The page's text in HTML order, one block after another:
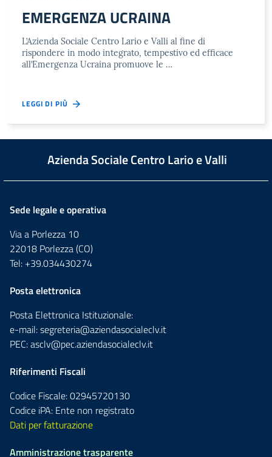
EMERGENZA UCRAINA
L’Azienda Sociale Centro Lario e Valli al fine di
rispondere in modo integrato, tempestivo ed efficace
all’Emergenza Ucraina promuove le …
LEGGI DI PIÙ
Azienda Sociale Centro Lario e Valli
Sede legale e operativa
Via a Porlezza 10
22018 Porlezza (CO)
Tel: +39.034430274
Posta elettronica
Posta Elettronica Istituzionale:
e-mail:segreteria@aziendasocialeclv.it
PEC:asclv@pec.aziendasocialeclv.it
Riferimenti Fiscali
Codice Fiscale: 02945720130
Codice iPA: Ente non registrato
Dati per fatturazione
Amministrazione trasparente